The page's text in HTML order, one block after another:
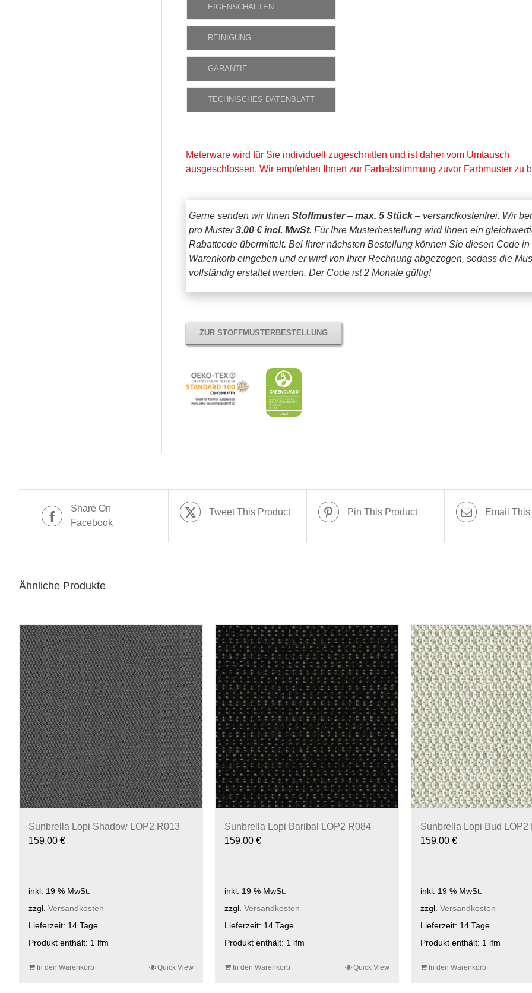
EIGENSCHAFTEN
REINIGUNG
GARANTIE
TECHNISCHES DATENBLATT
Meterware wird für Sie individuell zugeschnitten und ist daher vom Umtausch
ausgeschlossen. Wir empfehlen Ihnen zur Farbabstimmung zuvor Farbmuster zu
Gerne senden wir Ihnen Stoffmuster– max. 5 Stück– versandkostenfrei. Wir
pro Muster3,00 € incl. MwSt. Für Ihre Musterbestellung wird Ihnen ein
Rabattcode übermittelt. Bei Ihrer nächsten Bestellung können Sie diesen Code in
Warenkorb eingeben und er wird von Ihrer Rechnung abgezogen, sodass die
vollständig erstattet werden. Der Code ist 2 Monate gültig!
ZUR STOFFMUSTERBESTELLUNG
Share On
Facebook
Tweet This Product Pin This Product Email
Ähnliche Produkte
Sunbrella Lopi Shadow LOP2 R013
159,00 €
inkl. 19 % MwSt.
zzgl. Versandkosten
Lieferzeit: 14 Tage
Produkt enthält: 1 lfm
In den Warenkorb Quick View
Sunbrella Lopi Baribal LOP2 R084
159,00 €
inkl. 19 % MwSt.
zzgl. Versandkosten
Lieferzeit: 14 Tage
Produkt enthält: 1 lfm
In den Warenkorb Quick View
Sunbrella Lopi Bud LOP2
159,00 €
inkl. 19 % MwSt.
zzgl. Versandkosten
Lieferzeit: 14 Tage
Produkt enthält: 1 lfm
In den Warenkorb